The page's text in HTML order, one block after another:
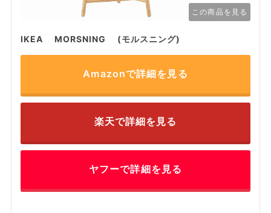
この商品を見る
IKEA MORSNING (モルスニング)
Amazonで詳細を見る
楽天で詳細を見る
ヤフーで詳細を見る